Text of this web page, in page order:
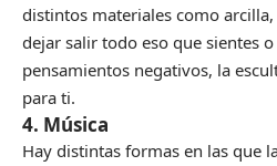
distintos materiales como
dejar salir todo eso que sientes
pensamientos negativos, la
para ti.
4. Música
Hay distintas formas en las que